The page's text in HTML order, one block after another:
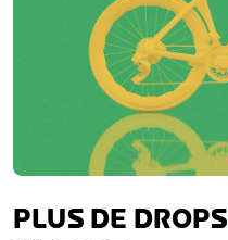
PLUS DE